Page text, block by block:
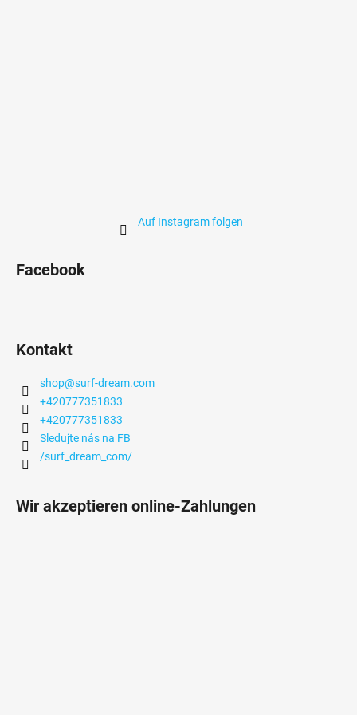
Auf Instagram folgen
Facebook
Kontakt
shop@surf-dream.com
+420777351833
+420777351833
Sledujte nás na FB
/surf_dream_com/
Wir akzeptieren online-Zahlungen